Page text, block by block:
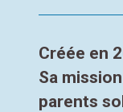
Créée en
Sa
parents